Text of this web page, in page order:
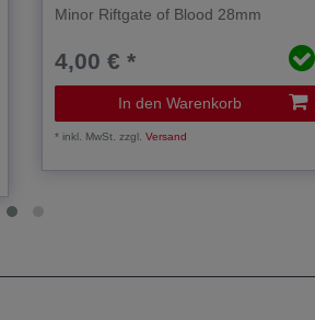
Minor Riftgate of Blood 28mm
4,00 € *
In den Warenkorb
*inkl. MwSt. zzgl.Versand